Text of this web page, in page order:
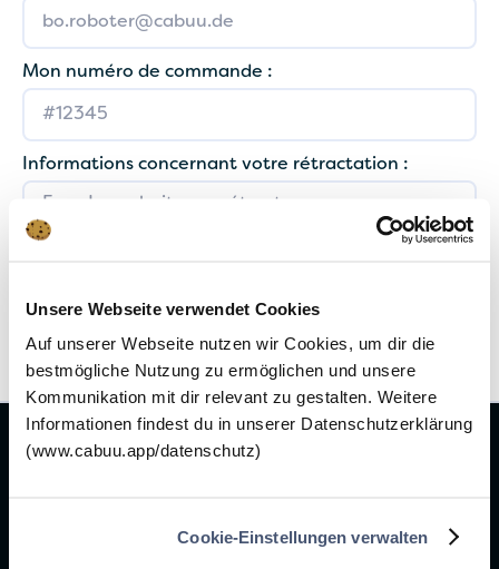
Unsere Webseite verwendet Cookies
Auf unserer Webseite nutzen wir Cookies, um dir die
bestmögliche Nutzung zu ermöglichen und unsere
Kommunikation mit dir relevant zu gestalten. Weitere
Informationen findest du in unserer Datenschutzerklärung
(www.cabuu.app/datenschutz)
Cookie-Einstellungen verwalten
Mon numéro de commande :
Informations concernant votre rétractation :
Enseignement secondaire